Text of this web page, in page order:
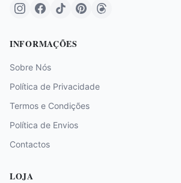
INFORMAÇÕES
Sobre Nós
Política de Privacidade
Termos e Condições
Política de Envios
Contactos
LOJA